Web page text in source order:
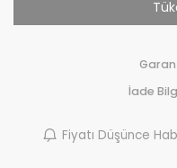
İade
Fiyatı Düşünce